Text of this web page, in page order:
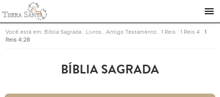
Ir para a página inicial
Você está em: Bíblia Sagrada Livros .Antigo Testamento .1 Reis .1 Reis 4 .1
Reis 4:28
BÍBLIA SAGRADA